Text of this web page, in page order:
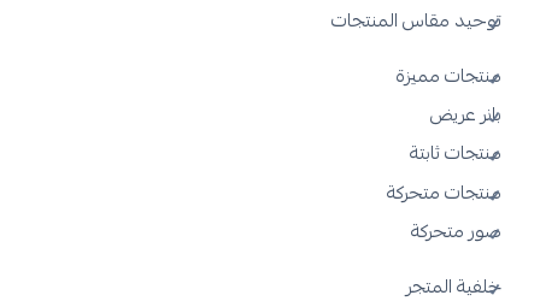
توحيد مقاس المنتجات
منتجات مميزة
بانر عريض
منتجات ثابتة
منتجات متحركة
صور متحركة
خلفية المتجر